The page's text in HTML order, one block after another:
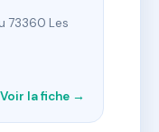
73360 Les
Voir la fiche →